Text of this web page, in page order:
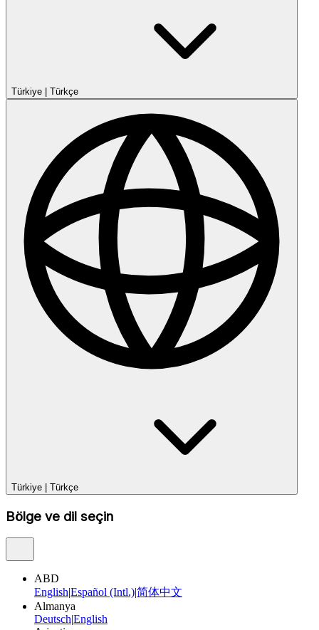
Türkiye Türkçe
Türkiye Türkçe
Bölge ve dil seçin
ABD
EnglishEspañol (Intl.)简体中文
Almanya
DeutschEnglish